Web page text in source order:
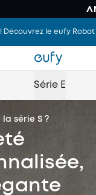
! Découvrez le eufy
Série E
série S ?